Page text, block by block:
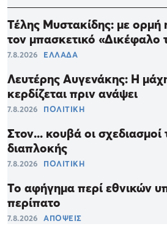
Τέλης Μυστακίδης: με ορμή
τον μπασκετικό «Δικέφαλο
7.8.2026 ΕΛΛΑΔΑ
Λευτέρης Αυγενάκης: Η
κερδίζεται πριν ανάψει
7.8.2026 ΠΟΛΙΤΙΚΗ
Στον... κουβά οι σχεδιασμοί
διαπλοκής
7.8.2026 ΠΟΛΙΤΙΚΗ
Το αφήγημα περί εθνικών
περίπατο
7.8.2026 ΑΠΟΨΕΙΣ